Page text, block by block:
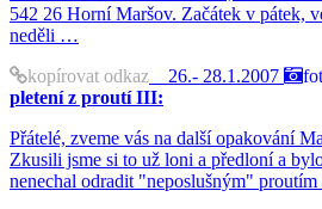
542 26 Horní Maršov. Začátek v pátek,
neděli …
kopírovat odkaz 26.- 28.1.2007
pletení z proutí III:
Přátelé, zveme vás na další opakování
Zkusili jsme si to už loni a předloní a
nenechal odradit "neposlušným"